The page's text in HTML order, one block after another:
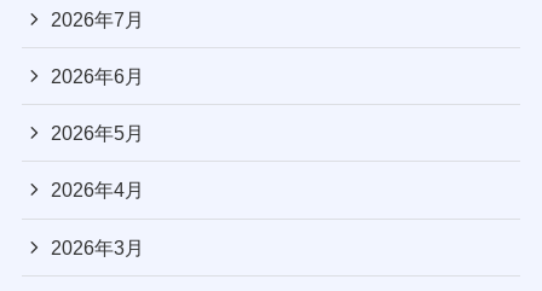
2026年7月
2026年6月
2026年5月
2026年4月
2026年3月